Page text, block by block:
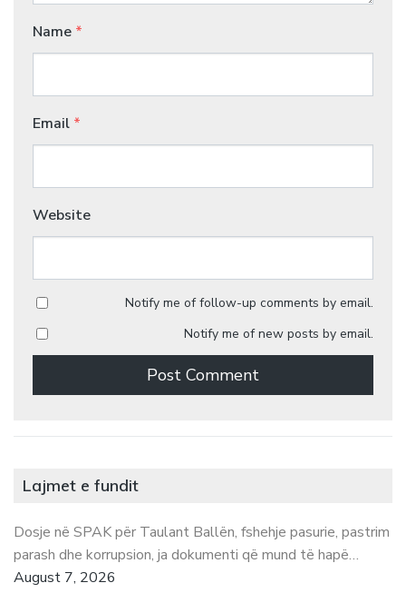
Name *
Email *
Website
Notify me of follow-up comments by email.
Notify me of new posts by email.
Lajmet e fundit
Dosje në SPAK për Taulant Ballën, fshehje pasurie, pastrim
parash dhe korrupsion, ja dokumenti që mund të hapë…
August 7, 2026